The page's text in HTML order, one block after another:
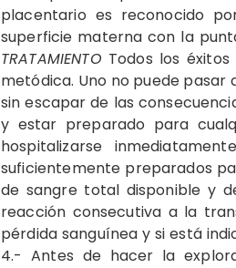
placentario es reconocido
superficie materna con la
TRATAMIENTO Todos los
metódica. Uno no puede
sin escapar de las
y estar preparado para
hospitalizarse
suficientemente preparados
de sangre total disponible y
reacción consecutiva a la
pérdida sanguínea y si está
4.- Antes de hacer la